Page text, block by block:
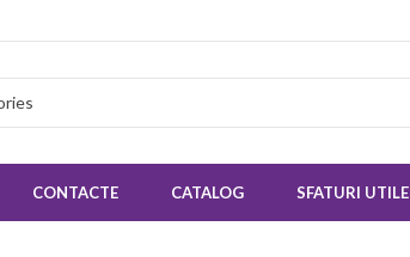
CONTACTE CATALOG SFATURI UTILE